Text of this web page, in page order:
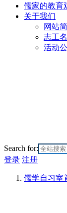
儒家的教育
关于我们
网站
志工
活动
Search for:
登录 注册
儒学自习室